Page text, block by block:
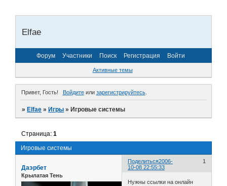
Elfae
Форум Участники Поиск Регистрация Войти
Активные темы
Привет, Гость! Войдитеили зарегистрируйтесь.
»Elfae »Игры »Игровые системы
Игровые системы
Страница:1
Поделиться 1
2006-
10-08 22:55:33
Даэрбет
Крылатая Тень
Нужны ссылки на онлайн